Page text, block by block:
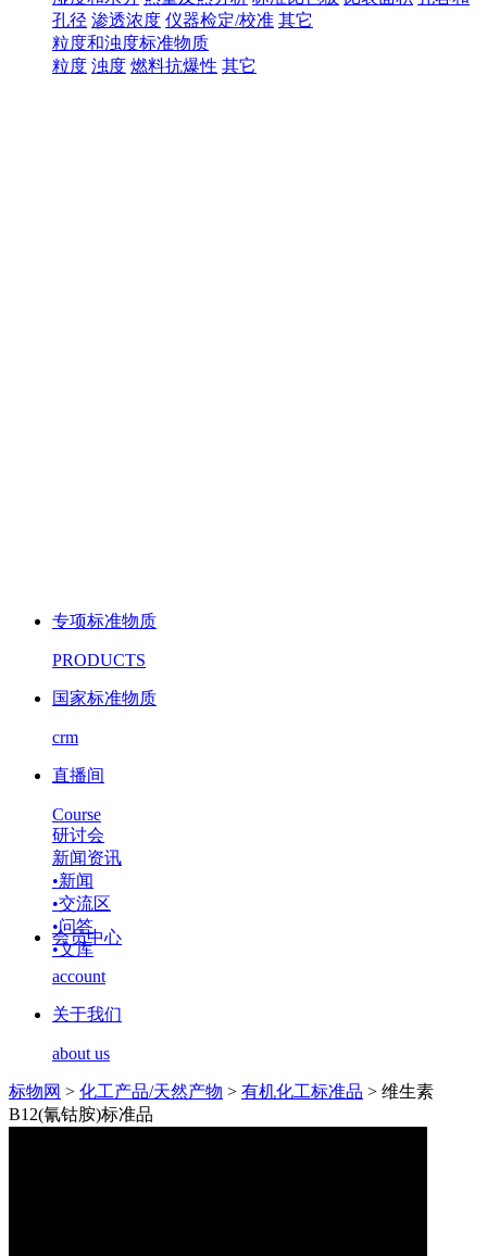
孔径 渗透浓度 仪器检定/校准 其它
粒度和浊度标准物质
粒度 浊度 燃料抗爆性 其它
专项标准物质
PRODUCTS
国家标准物质
crm
直播间
Course
研讨会
新闻资讯
•新闻
•交流区
•问答
•文库
会员中心
account
关于我们
about us
标物网 > 化工产品/天然产物 > 有机化工标准品 > 维生素
B12(氰钴胺)标准品